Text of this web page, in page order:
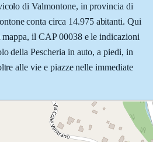
di Valmontone, in provincia di
conta circa 14.975 abitanti. Qui
mappa, il CAP 00038 e le indicazioni
della Pescheria in auto, a piedi, in
alle vie e piazze nelle immediate